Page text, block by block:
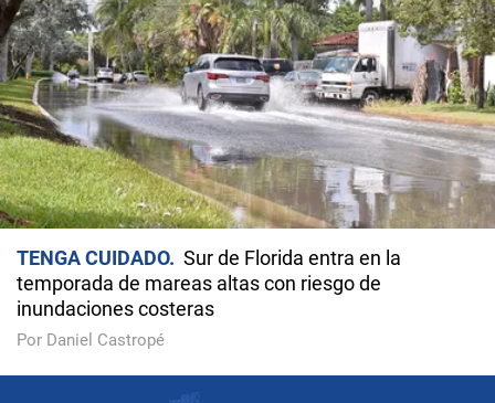
TENGA CUIDADO
Sur de Florida entra en la
temporada de mareas altas con riesgo de
inundaciones costeras
Por Daniel Castropé